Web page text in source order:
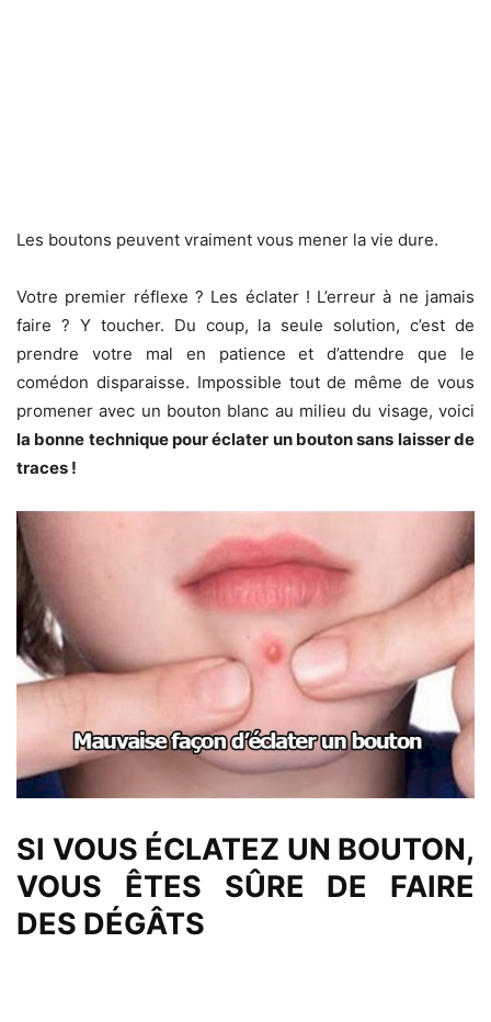
Les boutons peuvent vraiment vous mener la vie dure.
Votre premier réflexe ? Les éclater ! L’erreur à ne jamais
faire ? Y toucher. Du coup, la seule solution, c’est de
prendre votre mal en patience et d’attendre que le
comédon disparaisse. Impossible tout de même de vous
promener avec un bouton blanc au milieu du visage, voici
la bonne technique pour éclater un bouton sans laisser de
traces !
SI VOUS ÉCLATEZ UN BOUTON,
VOUS ÊTES SÛRE DE FAIRE
DES DÉGÂTS